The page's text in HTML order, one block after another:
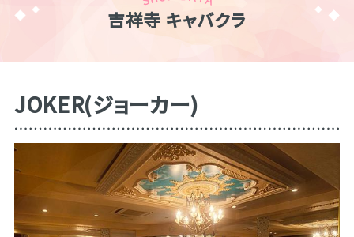
吉祥寺 キャバクラ
JOKER(ジョーカー)